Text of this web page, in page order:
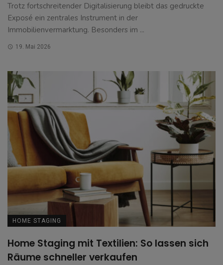
Trotz fortschreitender Digitalisierung bleibt das gedruckte
Exposé ein zentrales Instrument in der
Immobilienvermarktung. Besonders im ...
19. Mai 2026
HOME STAGING
Home Staging mit Textilien: So lassen sich
Räume schneller verkaufen